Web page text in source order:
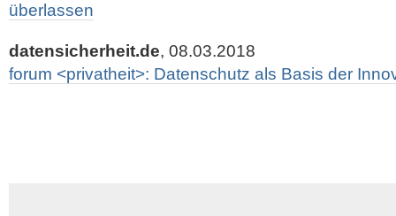
überlassen
datensicherheit.de, 08.03.2018
forum <privatheit>: Datenschutz als Basis der